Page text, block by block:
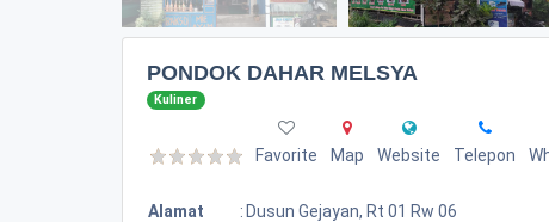
PONDOK DAHAR MELSYA
Kuliner
Favorite Map Website Telepon
Alamat : Dusun Gejayan, Rt 01 Rw 06